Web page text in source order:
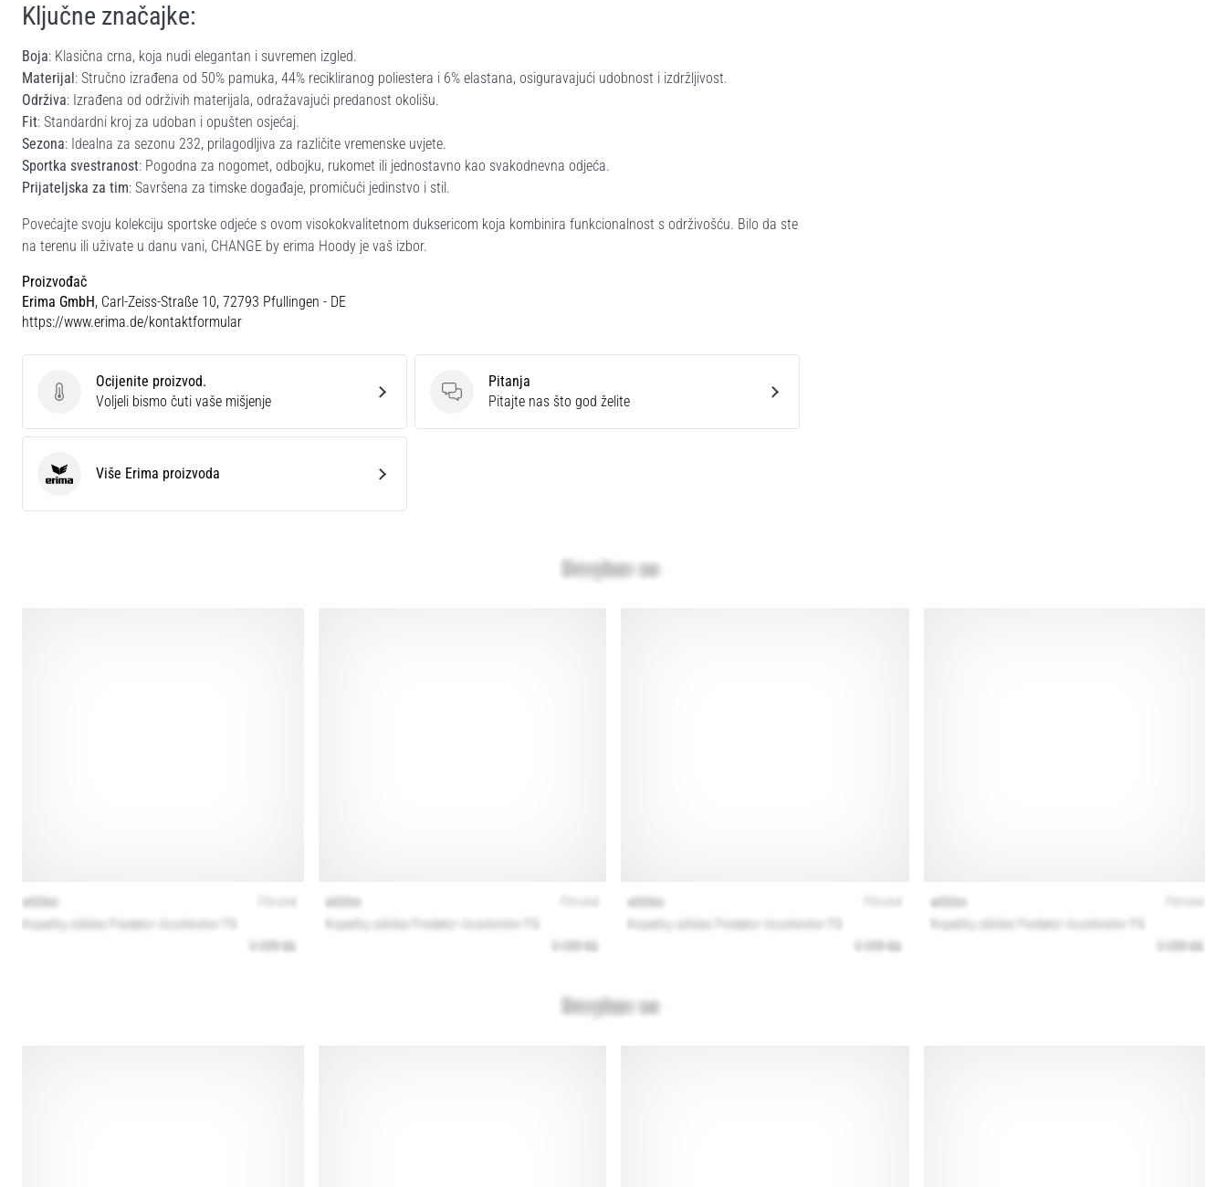
Ključne značajke:
Boja: Klasična crna, koja nudi elegantan i suvremen izgled.
Materijal: Stručno izrađena od 50% pamuka, 44% recikliranog poliestera i 6% elastana, osiguravajući udobnost i izdržljivost.
Održiva: Izrađena od održivih materijala, odražavajući predanost okolišu.
Fit: Standardni kroj za udoban i opušten osjećaj.
Sezona: Idealna za sezonu 232, prilagodljiva za različite vremenske uvjete.
Sportka svestranost: Pogodna za nogomet, odbojku, rukomet ili jednostavno kao svakodnevna odjeća.
Prijateljska za tim: Savršena za timske događaje, promičući jedinstvo i stil.
Povećajte svoju kolekciju sportske odjeće s ovom visokokvalitetnom duksericom koja kombinira funkcionalnost s održivošću. Bilo da ste
na terenu ili uživate u danu vani, CHANGE by erima Hoody je vaš izbor.
Proizvođač
Erima GmbH, Carl-Zeiss-Straße 10, 72793 Pfullingen - DE
https://www.erima.de/kontaktformular
Ocijenite proizvod.
Ocijenite proizvod.
Voljeli bismo čuti vaše mišjenje
Pitanja
Pitanja
Pitajte nas što god želite
Erima Više Erima proizvoda